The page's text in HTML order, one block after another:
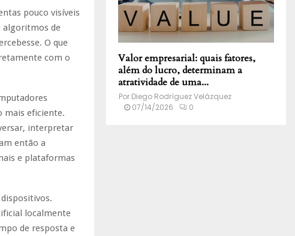
pouco visíveis
algoritmos de
O que
com o
mais eficiente.
interpretar
então a
e plataformas
localmente
de resposta e
Valor empresarial: quais fatores,
além do lucro, determinam a
atratividade de uma...
Por Diego Rodríguez Velázquez
07/14/2026
0